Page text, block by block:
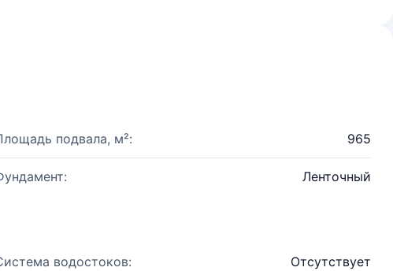
подвала, м²: 965
Ленточный
водостоков: Отсутствует